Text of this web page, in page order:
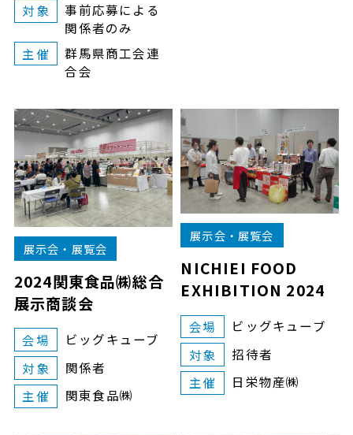
対象
事前応募による
関係者のみ
主催
群馬県商工会連
合会
展示会・展覧会
2024関東食品㈱総合
展示商談会
会場
ビッグキューブ
対象
関係者
主催
関東食品㈱
展示会・展覧会
NICHIEI FOOD
EXHIBITION 2024
会場
ビッグキューブ
対象
招待者
主催
日栄物産㈱